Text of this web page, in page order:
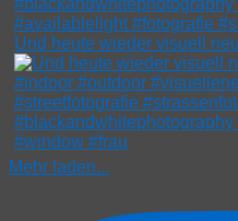
Und heute wieder visuell
Mehr laden...